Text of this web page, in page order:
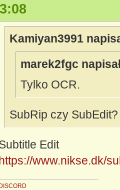
Kamiyan3991
marek2fgc
Tylko OCR.
SubRip czy SubEdit?
Edit
https://www.nikse.dk/